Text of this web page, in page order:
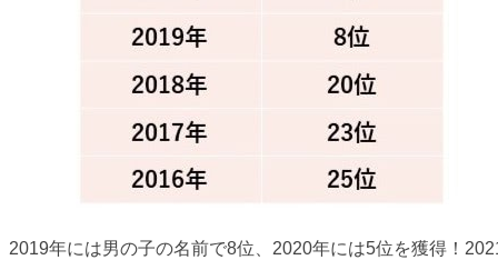
2019年には男の子の名前で8位、2020年には5位を獲得！